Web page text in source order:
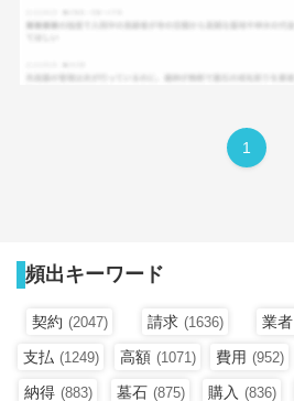
1
頻出キーワード
契約 (2047) 請求 (1636) 業者
支払 (1249) 高額 (1071) 費用 (952)
納得 (883) 墓石 (875) 購入 (836)